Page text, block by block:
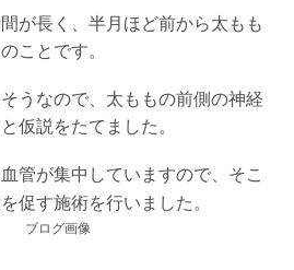
が長く、半月ほど前から太もも
ことです。
うなので、太ももの前側の神経
仮説をたてました。
管が集中していますので、そこ
促す施術を行いました。